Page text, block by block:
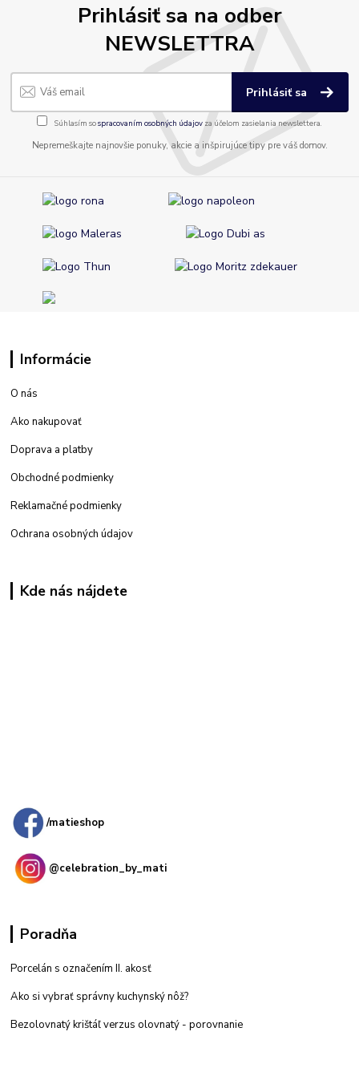
Prihlásiť sa na odber
NEWSLETTRA
Prihlásiť sa
Súhlasím sospracovaním osobných údajov za účelom zasielania newslettera.
Nepremeškajte najnovšie ponuky, akcie a inšpirujúce tipy pre váš domov.
Informácie
O nás
Ako nakupovať
Doprava a platby
Obchodné podmienky
Reklamačné podmienky
Ochrana osobných údajov
Kde nás nájdete
/matieshop
@celebration_by_mati
Poradňa
Porcelán s označením II. akosť
Ako si vybrať správny kuchynský nôž?
Bezolovnatý krištáľ verzus olovnatý - porovnanie